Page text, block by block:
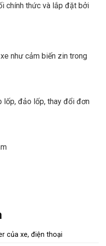
chính thức và lắp đặt bởi
như cảm biến zin trong
lốp, đảo lốp, thay đổi đơn
của xe, điện thoại